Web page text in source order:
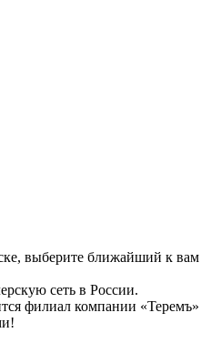
выберите ближайший к вам
сеть в России.
филиал компании «Теремъ»